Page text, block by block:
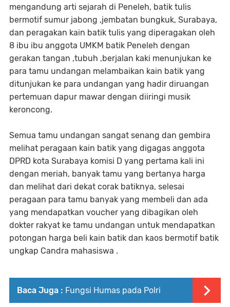
mengandung arti sejarah di Peneleh, batik tulis
bermotif sumur jabong ,jembatan bungkuk, Surabaya,
dan peragakan kain batik tulis yang diperagakan oleh
8 ibu ibu anggota UMKM batik Peneleh dengan
gerakan tangan ,tubuh ,berjalan kaki menunjukan ke
para tamu undangan melambaikan kain batik yang
ditunjukan ke para undangan yang hadir diruangan
pertemuan dapur mawar dengan diiringi musik
keroncong.
Semua tamu undangan sangat senang dan gembira
melihat peragaan kain batik yang digagas anggota
DPRD kota Surabaya komisi D yang pertama kali ini
dengan meriah, banyak tamu yang bertanya harga
dan melihat dari dekat corak batiknya, selesai
peragaan para tamu banyak yang membeli dan ada
yang mendapatkan voucher yang dibagikan oleh
dokter rakyat ke tamu undangan untuk mendapatkan
potongan harga beli kain batik dan kaos bermotif batik
ungkap Candra mahasiswa .
Baca Juga : Fungsi Humas pada Polri